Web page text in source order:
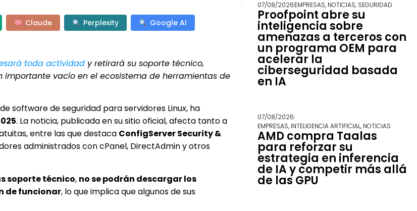
Claude Perplexity
Google AI
toda actividad y retirará su soporte técnico,
vacío en el ecosistema de herramientas de
software de seguridad para servidores Linux, ha
. La noticia, publicada en su sitio oficial, afecta tanto a
entre las que destaca ConfigServer Security &
administrados con cPanel, DirectAdmin y otros
soporte técnico, no se podrán descargar los
de funcionar, lo que implica que algunos de sus
07/08/2026EMPRESAS, NOTICIAS, SEGURIDAD
Proofpoint abre su
inteligencia sobre
amenazas a terceros con
un programa OEM para
acelerar la
ciberseguridad basada
en IA
07/08/2026
EMPRESAS, INTELIGENCIA ARTIFICIAL, NOTICIAS
AMD compra Taalas
para reforzar su
estrategia en inferencia
de IA y competir más allá
de las GPU